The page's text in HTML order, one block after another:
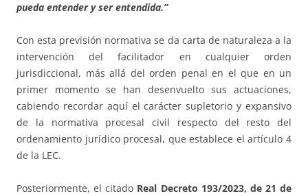
pueda entender y ser entendida.”
Con esta previsión normativa se da carta de naturaleza a la
intervención del facilitador en cualquier orden
jurisdiccional, más allá del orden penal en el que en un
primer momento se han desenvuelto sus actuaciones,
cabiendo recordar aquí el carácter supletorio y expansivo
de la normativa procesal civil respecto del resto del
ordenamiento jurídico procesal, que establece el artículo 4
de la LEC.
Posteriormente, el citado Real Decreto 193/2023, de 21 de